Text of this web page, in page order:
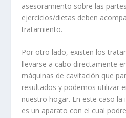
asesoramiento sobre las
ejercicios/dietas deben
tratamiento.
Por otro lado, existen los
llevarse a cabo directamente
máquinas de cavitación que
resultados y podemos utilizar
nuestro hogar. En este caso
es un aparato con el cual